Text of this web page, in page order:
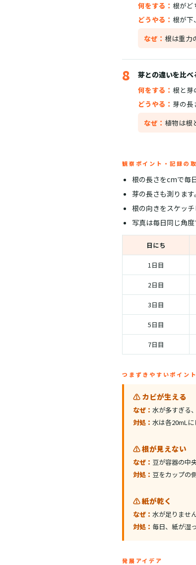
何をする： 根がど
どうやる： 根が下
なぜ： 根は重力
8
芽との違いを比べ
何をする： 根と芽
どうやる： 芽の長
なぜ： 植物は根
観察ポイント・記録の
根の長さをcmで毎
芽の長さも測ります。
根の向きをスケッチ
写真は毎日同じ角度
日にち
1日目
2日目
3日目
5日目
7日目
つまずきやすいポイント
⚠️ カビが生える
なぜ： 水が多すぎる
対処： 水は各20mLに
⚠️ 根が見えない
なぜ： 豆が容器の中
対処： 豆をカップの
⚠️ 紙が乾く
なぜ： 水が足りません
対処： 毎日、紙が湿
発展アイデア